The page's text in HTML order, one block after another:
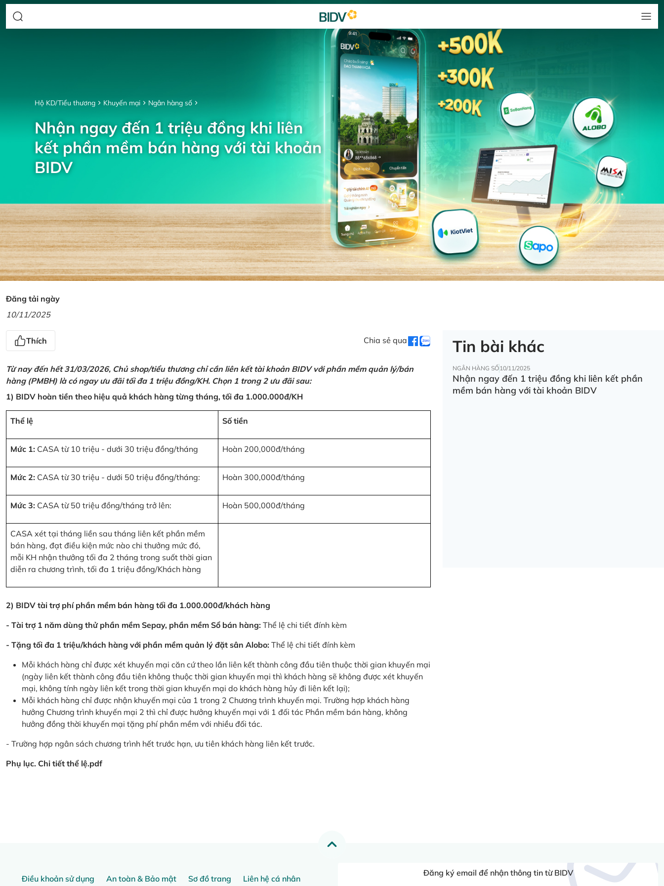
Hộ KD/Tiểu thương Khuyến mại Ngân hàng số
Nhận ngay đến 1 triệu đồng khi liên
kết phần mềm bán hàng với tài khoản
BIDV
Đăng tải ngày
10/11/2025
Thích Chia sẻ qua
Từ nay đến hết 31/03/2026, Chủ shop/tiểu thương chỉ cần liên kết tài khoản BIDV với phần mềm quản lý/bán
hàng (PMBH) là có ngay ưu đãi tối đa 1 triệu đồng/KH. Chọn 1 trong 2 ưu đãi sau:
1) BIDV hoàn tiền theo hiệu quả khách hàng từng tháng, tối đa 1.000.000đ/KH
Thể lệ Số tiền
Mức 1: CASA từ 10 triệu - dưới 30 triệu đồng/tháng Hoàn 200,000đ/tháng
Mức 2: CASA từ 30 triệu - dưới 50 triệu đồng/tháng: Hoàn 300,000đ/tháng
Mức 3: CASA từ 50 triệu đồng/tháng trở lên: Hoàn 500,000đ/tháng
CASA xét tại tháng liền sau tháng liên kết phần mềm
bán hàng, đạt điều kiện mức nào chi thưởng mức đó,
mỗi KH nhận thưởng tối đa 2 tháng trong suốt thời gian
diễn ra chương trình, tối đa 1 triệu đồng/Khách hàng
2) BIDV tài trợ phí phần mềm bán hàng tối đa 1.000.000đ/khách hàng
- Tài trợ 1 năm dùng thử phần mềm Sepay, phần mềm Sổ bán hàng: Thể lệ chi tiết đính kèm
- Tặng tối đa 1 triệu/khách hàng với phần mềm quản lý đặt sân Alobo: Thể lệ chi tiết đính kèm
Mỗi khách hàng chỉ được xét khuyến mại căn cứ theo lần liên kết thành công đầu tiên thuộc thời gian khuyến mại
(ngày liên kết thành công đầu tiên không thuộc thời gian khuyến mại thì khách hàng sẽ không được xét khuyến
mại, không tính ngày liên kết trong thời gian khuyến mại do khách hàng hủy đi liên kết lại);
Mỗi khách hàng chỉ được nhận khuyến mại của 1 trong 2 Chương trình khuyến mại. Trường hợp khách hàng
hưởng Chương trình khuyến mại 2 thì chỉ được hưởng khuyến mại với 1 đối tác Phần mềm bán hàng, không
hưởng đồng thời khuyến mại tặng phí phần mềm với nhiều đối tác.
- Trường hợp ngân sách chương trình hết trước hạn, ưu tiên khách hàng liên kết trước.
Phụ lục. Chi tiết thể lệ.pdf
Tin bài khác
NGÂN HÀNG SỐ10/11/2025
Nhận ngay đến 1 triệu đồng khi liên kết phần
mềm bán hàng với tài khoản BIDV
Điều khoản sử dụng An toàn & Bảo mật Sơ đồ trang
Liên hệ cá nhân
Đăng ký email để nhận thông tin từ BIDV